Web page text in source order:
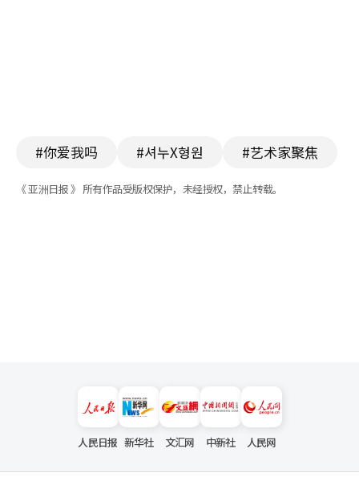
#你爱我吗 #셔누X형원 #艺术家聚焦
《 亚洲日报 》 所有作品受版权保护，未经授权，禁止转载。
人民日报 新华社 文汇网 中新社 人民网